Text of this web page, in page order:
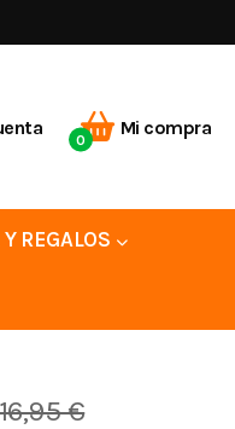
Mi compra
0
REGALOS
€